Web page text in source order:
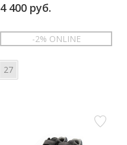
4 400 руб.
-2% ONLINE
27